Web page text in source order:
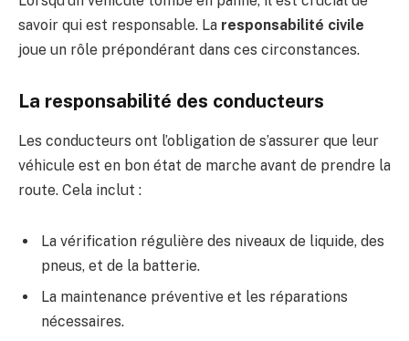
savoir qui est responsable. La responsabilité civile
joue un rôle prépondérant dans ces circonstances.
La responsabilité des conducteurs
Les conducteurs ont l’obligation de s’assurer que leur
véhicule est en bon état de marche avant de prendre la
route. Cela inclut :
La vérification régulière des niveaux de liquide, des
pneus, et de la batterie.
La maintenance préventive et les réparations
nécessaires.